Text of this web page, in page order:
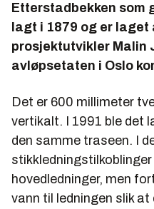
Etterstadbekken som
lagt i 1879 og er
prosjektutvikler Malin
avløpsetaten i Oslo
Det er 600 millimeter
vertikalt. I 1991 ble det
den samme traseen. I
hovedledninger, men
vann til ledningen slik